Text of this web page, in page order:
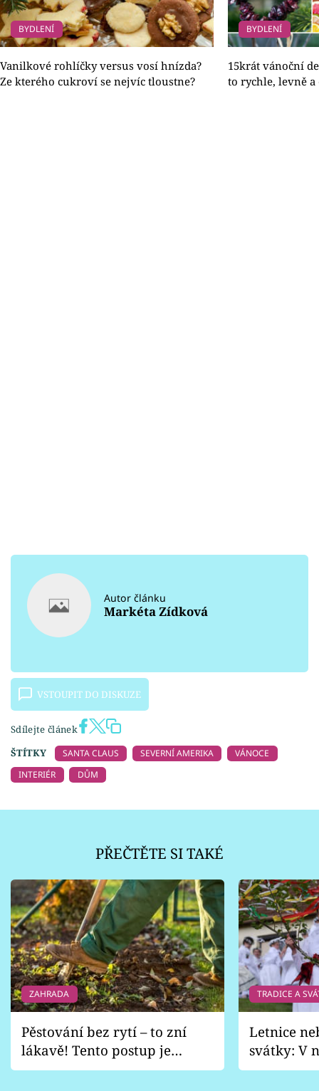
BYDLENÍ
Vanilkové rohlíčky versus vosí hnízda?
Ze kterého cukroví se nejvíc tloustne?
BYDLENÍ
15krát vánoční
to rychle, levně
Autor článku
Markéta Zídková
VSTOUPIT DO DISKUZE
Sdílejte článek
ŠTÍTKY
SANTA CLAUS SEVERNÍ AMERIKA
VÁNOCE
INTERIÉR
DŮM
PŘEČTĚTE SI TAKÉ
ZAHRADA
Pěstování bez rytí – to zní
lákavě! Tento postup je
vhodný jen pro některé
TRADICE A
Letnice
svátky: V
pondělí